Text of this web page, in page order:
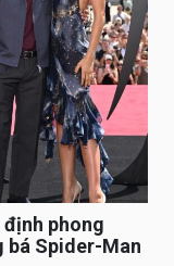
phong
bá Spider-Man